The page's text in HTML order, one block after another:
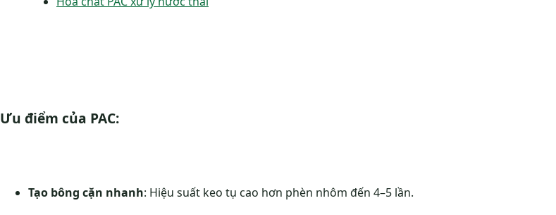
Ưu điểm của PAC:
Tạo bông cặn nhanh: Hiệu suất keo tụ cao hơn phèn nhôm đến 4–5 lần.